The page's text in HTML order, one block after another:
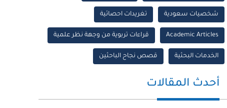
شخصيات سعودية تغريدات احصائية
Academic Articles قراءات تربوية من وجهة نظر علمية
الخدمات البحثية قصص نجاح الباحثين
أحدث المقالات